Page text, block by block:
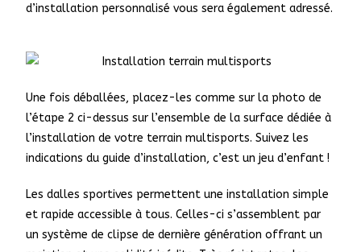
d’installation personnalisé vous sera également adressé.
Une fois déballées, placez-les comme sur la photo de
l’étape 2 ci-dessus sur l’ensemble de la surface dédiée à
l’installation de votre terrain multisports. Suivez les
indications du guide d’installation, c’est un jeu d’enfant !
Les dalles sportives permettent une installation simple
et rapide accessible à tous. Celles-ci s’assemblent par
un système de clipse de dernière génération offrant un